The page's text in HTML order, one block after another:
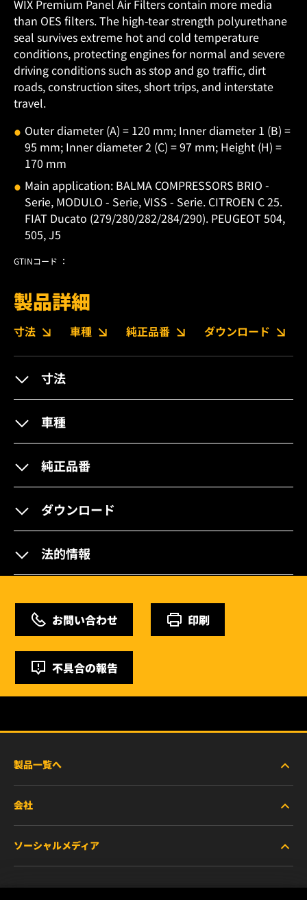
WIX Premium Panel Air Filters contain more media
than OES filters. The high-tear strength polyurethane
seal survives extreme hot and cold temperature
conditions, protecting engines for normal and severe
driving conditions such as stop and go traffic, dirt
roads, construction sites, short trips, and interstate
travel.
Outer diameter (A) = 120 mm; Inner diameter 1 (B) =
95 mm; Inner diameter 2 (C) = 97 mm; Height (H) =
170 mm
Main application: BALMA COMPRESSORS BRIO -
Serie, MODULO - Serie, VISS - Serie. CITROEN C 25.
FIAT Ducato (279/280/282/284/290). PEUGEOT 504,
505, J5
GTINコード ：
製品詳細
寸法 車種 純正品番 ダウンロード
寸法
車種
純正品番
ダウンロード
法的情報
お問い合わせ 印刷
不具合の報告
製品一覧へ
商用車および建機・農機・産業用途車両
乗用車および小型トラック
特殊用途向けフィルター
会社
WIXについて
リソース
ソーシャルメディア